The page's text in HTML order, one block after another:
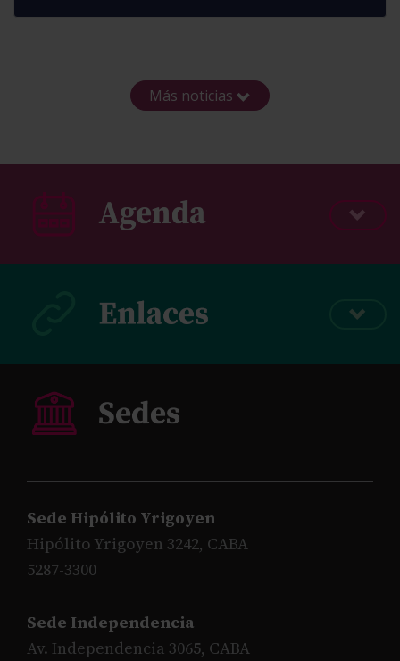
Más noticias
Sede Hipólito Yrigoyen
Hipólito Yrigoyen 3242, CABA
5287-3300
Sede Independencia
Av. Independencia 3065, CABA